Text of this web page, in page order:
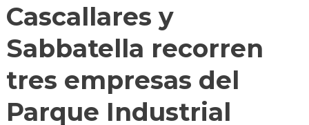
Cascallares y
Sabbatella recorren
tres empresas del
Parque Industrial